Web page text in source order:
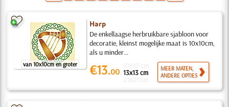
van 10x10cm en groter
Harp
De enkellaagse herbruikbare sjabloon voor
decoratie, kleinst mogelijke maat is 10x10cm,
als u minder...
€13.00 13x13 cm
MEER MATEN,
ANDERE OPTIES